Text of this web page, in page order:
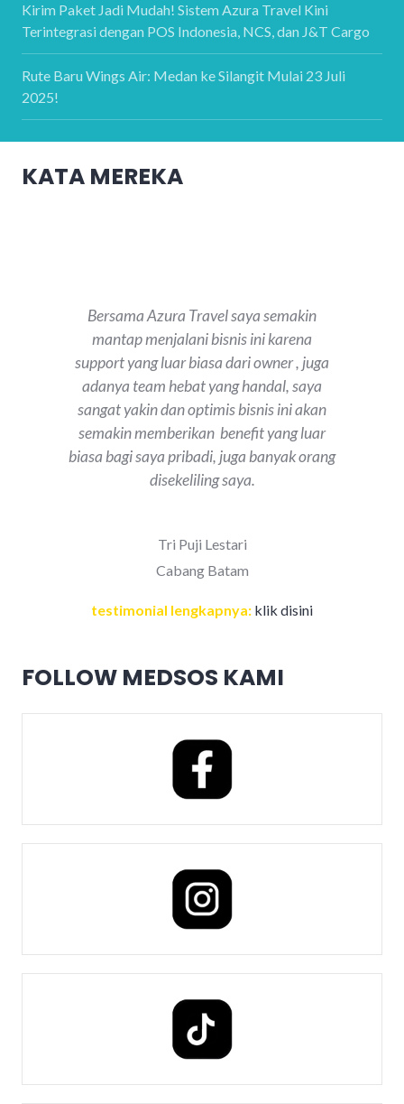
Kirim Paket Jadi Mudah! Sistem Azura Travel Kini
Terintegrasi dengan POS Indonesia, NCS, dan J&T Cargo
Rute Baru Wings Air: Medan ke Silangit Mulai 23 Juli
2025!
KATA MEREKA
Bersama Azura Travel saya semakin
mantap menjalani bisnis ini karena
support yang luar biasa dari owner , juga
adanya team hebat yang handal, saya
sangat yakin dan optimis bisnis ini akan
semakin memberikan benefit yang luar
biasa bagi saya pribadi, juga banyak orang
disekeliling saya.
Tri Puji Lestari
Cabang Batam
testimonial lengkapnya: klik disini
FOLLOW MEDSOS KAMI